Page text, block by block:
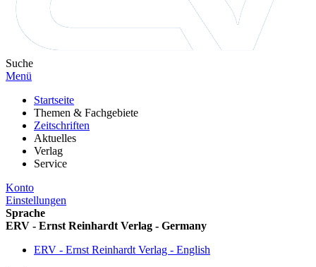
Suche
Menü
Startseite
Themen & Fachgebiete
Zeitschriften
Aktuelles
Verlag
Service
Konto
Einstellungen
Sprache
ERV - Ernst Reinhardt Verlag - Germany
ERV - Ernst Reinhardt Verlag - English